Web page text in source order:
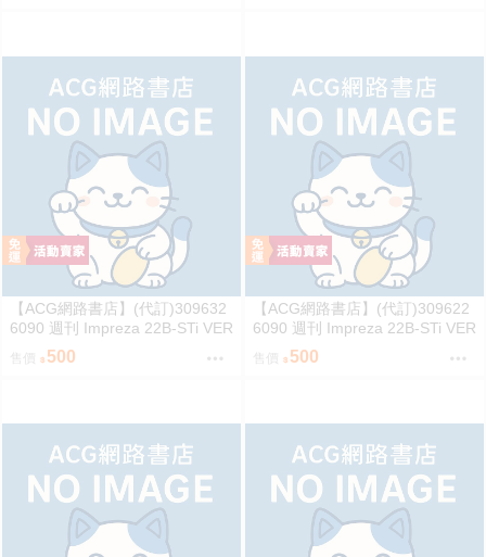
【ACG網路書店】(代訂)309632
6090 週刊 Impreza 22B-STi VER
SION をつくる (5)
售價 500
【ACG網路書店】(代訂)309622
6090 週刊 Impreza 22B-STi VER
SION をつくる (4)
售價 500